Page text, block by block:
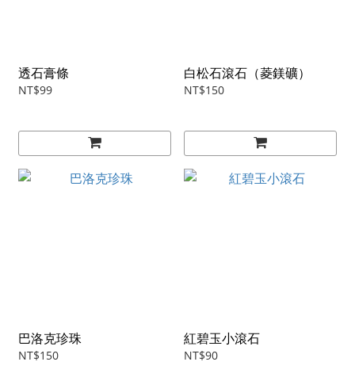
透石膏條
NT$99
白松石滾石（菱鎂礦）
NT$150
巴洛克珍珠
NT$150
紅碧玉小滾石
NT$90